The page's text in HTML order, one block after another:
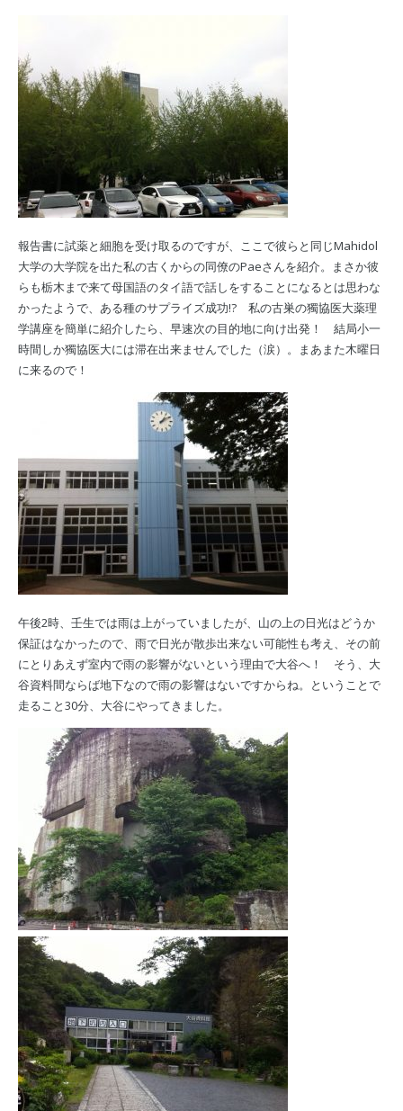
報告書に試薬と細胞を受け取るのですが、ここで彼らと同じMahidol
大学の大学院を出た私の古くからの同僚のPaeさんを紹介。まさか彼
らも栃木まで来て母国語のタイ語で話しをすることになるとは思わな
かったようで、ある種のサプライズ成功!? 私の古巣の獨協医大薬理
学講座を簡単に紹介したら、早速次の目的地に向け出発！ 結局小一
時間しか獨協医大には滞在出来ませんでした（涙）。まあまた木曜日
に来るので！
午後2時、壬生では雨は上がっていましたが、山の上の日光はどうか
保証はなかったので、雨で日光が散歩出来ない可能性も考え、その前
にとりあえず室内で雨の影響がないという理由で大谷へ！ そう、大
谷資料間ならば地下なので雨の影響はないですからね。ということで
走ること30分、大谷にやってきました。